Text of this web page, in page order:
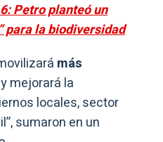
Petro planteó un
para la biodiversidad
más
y mejorará la
locales, sector
sumaron en un